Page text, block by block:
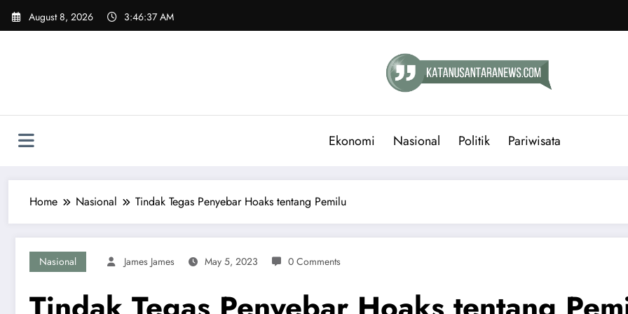
Skip
August 8, 2026 3:46:38 AM
Ekonomi Nasional Politik Pariwisata
Home Nasional Tindak Tegas Penyebar Hoaks tentang Pemilu
Nasional James James May 5, 2023 0 Comments